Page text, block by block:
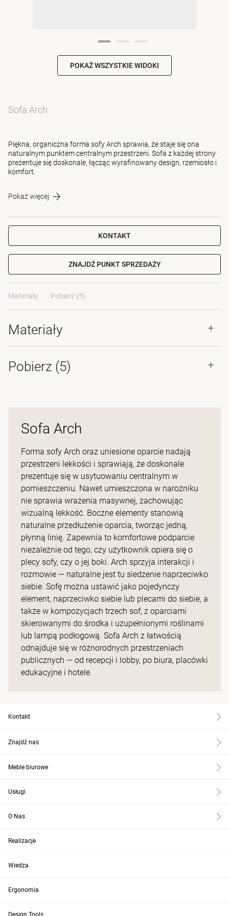
POKAŻ WSZYSTKIE WIDOKI
Sofa Arch
Piękna, organiczna forma sofy Arch sprawia, że staje się ona
naturalnym punktem centralnym przestrzeni. Sofa z każdej strony
prezentuje się doskonale, łącząc wyrafinowany design, rzemiosło i
komfort.
Pokaż więcej
KONTAKT
ZNAJDŹ PUNKT SPRZEDAŻY
Materiały Pobierz (5)
Materiały
Pobierz (5)
Sofa Arch
Forma sofy Arch oraz uniesione oparcie nadają
przestrzeni lekkości i sprawiają, że doskonale
prezentuje się w usytuowaniu centralnym w
pomieszczeniu. Nawet umieszczona w narożniku
nie sprawia wrażenia masywnej, zachowując
wizualną lekkość. Boczne elementy stanowią
naturalne przedłużenie oparcia, tworząc jedną,
płynną linię. Zapewnia to komfortowe podparcie
niezależnie od tego, czy użytkownik opiera się o
plecy sofy, czy o jej boki. Arch sprzyja interakcji i
rozmowie — naturalne jest tu siedzenie naprzeciwko
siebie. Sofę można ustawić jako pojedynczy
element, naprzeciwko siebie lub plecami do siebie, a
także w kompozycjach trzech sof, z oparciami
skierowanymi do środka i uzupełnionymi roślinami
lub lampą podłogową. Sofa Arch z łatwością
odnajduje się w różnorodnych przestrzeniach
publicznych — od recepcji i lobby, po biura, placówki
edukacyjne i hotele.
Kontakt
Znajdź nas
Meble biurowe
Usługi
O Nas
Realizacje
Wiedza
Ergonomia
Design Tools